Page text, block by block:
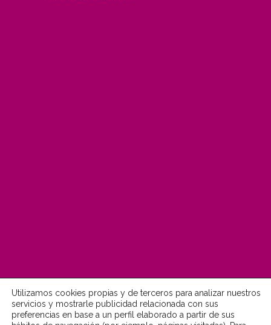
Utilizamos cookies propias y de terceros para analizar nuestros
servicios y mostrarle publicidad relacionada con sus
preferencias en base a un perfil elaborado a partir de sus